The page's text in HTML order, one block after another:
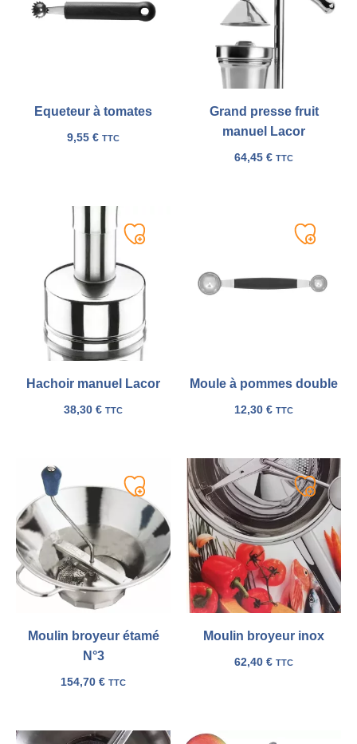
Equeteur à tomates
9,55 € TTC
liste
Grand presse fruit
manuel Lacor
64,45 € TTC
liste
Hachoir manuel Lacor
38,30 € TTC
Ajouter
liste
Moule à pommes double
12,30 € TTC
Ajouter
liste
Moulin broyeur étamé
N°3
154,70 € TTC
Ajouter
ma
liste
Moulin broyeur inox
62,40 € TTC
Ajouter
à
ma
liste